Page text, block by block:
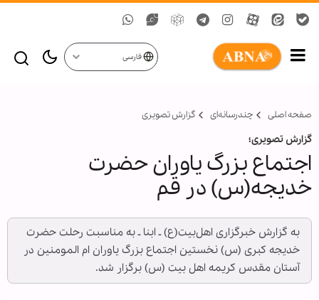
فارسی
صفحه اصلی چندرسانه‌ای گزارش تصويری
گزارش تصویری؛
اجتماع بزرگ یاوران حضرت
خدیجه(س) در قم
به گزارش خبرگزاری اهل‌بیت(ع) ـ ابنا ـ به مناسبت رحلت حضرت
خدیجه کبری (س) نخستین اجتماع بزرگ یاوران ام المومنین در
آستان مقدس کریمه اهل بیت (س) برگزار شد.